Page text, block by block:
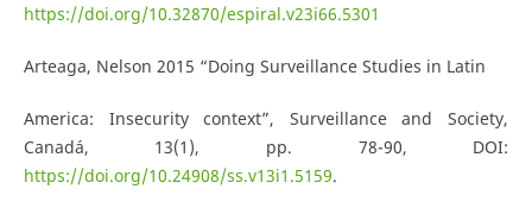
https://doi.org/10.32870/espiral.v23i66.5301
Arteaga, Nelson 2015 “Doing Surveillance Studies in Latin
America: Insecurity context”, Surveillance and Society,
Canadá, 13(1), pp. 78-90, DOI:
https://doi.org/10.24908/ss.v13i1.5159.